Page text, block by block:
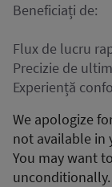
Beneficiați de:
Flux de lucru
Precizie de
Experiență
We apologize
not available in
You may want
unconditionally.